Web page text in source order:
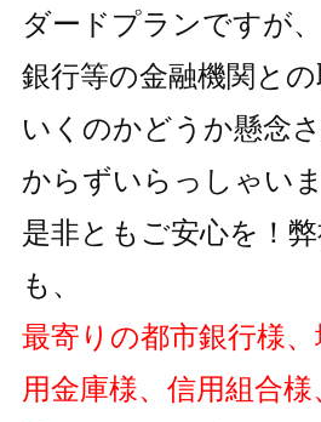
ダードプランですが、
銀行等の金融機関との
いくのかどうか懸念
からずいらっしゃい
是非ともご安心を！
も、
最寄りの都市銀行様
用金庫様、信用組合